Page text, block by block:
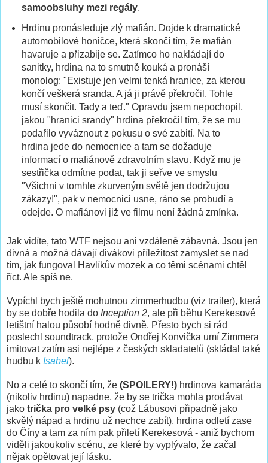
samoobsluhy mezi regály.
Hrdinu pronásleduje zlý mafián. Dojde k dramatické
automobilové honičce, která skončí tím, že mafián
havaruje a přizabije se. Zatímco ho nakládají do
sanitky, hrdina na to smutně kouká a pronáší
monolog: "Existuje jen velmi tenká hranice, za kterou
končí veškerá sranda. A já ji právě překročil. Tohle
musí skončit. Tady a teď." Opravdu jsem nepochopil,
jakou "hranici srandy" hrdina překročil tím, že se mu
podařilo vyváznout z pokusu o své zabití. Na to
hrdina jede do nemocnice a tam se dožaduje
informací o mafiánově zdravotním stavu. Když mu je
sestřička odmítne podat, tak ji seřve ve smyslu
"Všichni v tomhle zkurveným světě jen dodržujou
zákazy!", pak v nemocnici usne, ráno se probudí a
odejde. O mafiánovi již ve filmu není žádná zmínka.
Jak vidíte, tato WTF nejsou ani vzdáleně zábavná. Jsou jen
divná a možná dávají divákovi příležitost zamyslet se nad
tím, jak fungoval Havlíkův mozek a co těmi scénami chtěl
říct. Ale spíš ne.
Vypíchl bych ještě mohutnou zimmerhudbu (viz trailer), která
by se dobře hodila do Inception 2, ale při běhu Kerekesové
letištní halou působí hodně divně. Přesto bych si rád
poslechl soundtrack, protože Ondřej Konvička umí Zimmera
imitovat zatím asi nejlépe z českých skladatelů (skládal také
hudbu k Isabel).
No a celé to skončí tím, že (SPOILERY!) hrdinova kamaráda
(nikoliv hrdinu) napadne, že by se trička mohla prodávat
jako trička pro velké psy (což Lábusovi připadně jako
skvělý nápad a hrdinu už nechce zabít), hrdina odletí zase
do Číny a tam za ním pak přiletí Kerekesová - aniž bychom
viděli jakoukoliv scénu, ze které by vyplývalo, že začal
nějak opětovat její lásku.